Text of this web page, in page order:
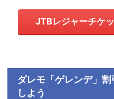
JTBレジャーチケ
ダレモ「ゲレンデ」 割
しよう